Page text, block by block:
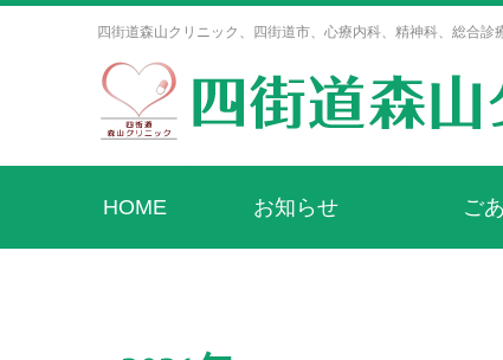
四街道森山クリニック、四街道市、心療内科、精神科、総合
HOME お知らせ ご